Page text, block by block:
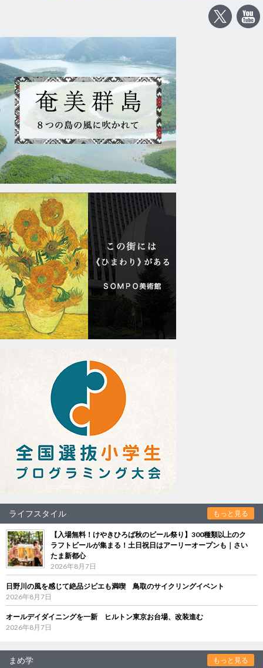
ライフスタイル もっと見る
【入場無料！けやきひろば秋のビール祭り】300種類以上のク
ラフトビールが集まる！土日祝日はアーリーオープンも｜さい
たま新都心
2026年8月7日
日野川の風を感じて絶品ジビエも満喫 鳥取のサイクリングイベント
2026年8月7日
オールデイダイニングを一新 ヒルトン東京お台場、改装進む
2026年8月7日
まめ学 もっと見る